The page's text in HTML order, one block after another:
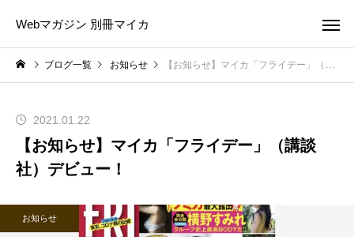
Webマガジン 別冊マイカ
ブログ一覧 お知らせ 【お知らせ】マイカ「フライデー」（講談社）デビュー！
2021.01.22
【お知らせ】マイカ「フライデー」（講談
社）デビュー！
お知らせ